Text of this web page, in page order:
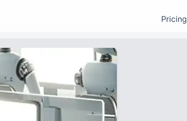
Pricing